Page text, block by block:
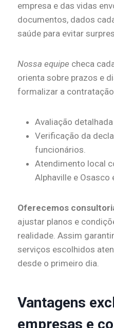
empresa e das vidas
documentos, dados
saúde para evitar
Nossa equipe checa
orienta sobre prazos e
formalizar a
Avaliação
Verificação da
funcionários.
Atendimento local
Alphaville e Osasco
Oferecemos
ajustar planos e
realidade. Assim
serviços escolhidos
desde o primeiro dia.
Vantagens
empresas e